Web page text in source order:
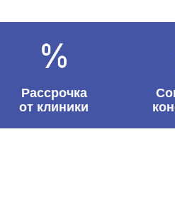
Рассрочка
от клиники